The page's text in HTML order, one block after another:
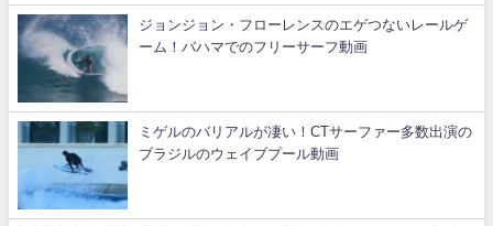
ジョンジョン・フローレンスのエゲつないレールゲ
ーム！バハマでのフリーサーフ動画
ミゲルのバリアルが凄い！CTサーファー多数出演の
ブラジルのウェイブプール動画